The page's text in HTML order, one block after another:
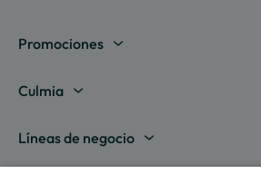
Promociones
Madrid
Culmia
Sobre nosotros
Destino Culmia
Líneas de negocio